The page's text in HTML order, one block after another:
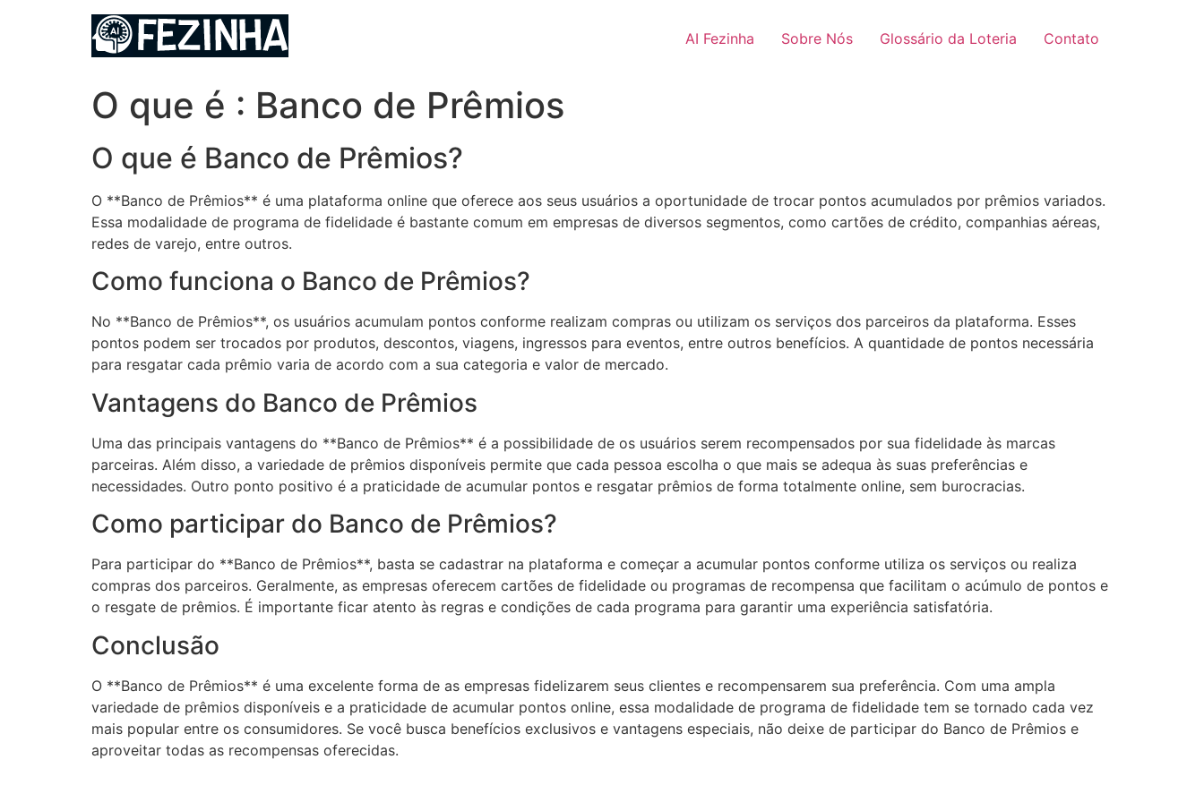
AI Fezinha Sobre Nós Glossário da Loteria Contato
O que é : Banco de Prêmios
O que é Banco de Prêmios?
O **Banco de Prêmios** é uma plataforma online que oferece aos seus usuários a oportunidade de trocar pontos acumulados por prêmios variados.
Essa modalidade de programa de fidelidade é bastante comum em empresas de diversos segmentos, como cartões de crédito, companhias aéreas,
redes de varejo, entre outros.
Como funciona o Banco de Prêmios?
No **Banco de Prêmios**, os usuários acumulam pontos conforme realizam compras ou utilizam os serviços dos parceiros da plataforma. Esses
pontos podem ser trocados por produtos, descontos, viagens, ingressos para eventos, entre outros benefícios. A quantidade de pontos necessária
para resgatar cada prêmio varia de acordo com a sua categoria e valor de mercado.
Vantagens do Banco de Prêmios
Uma das principais vantagens do **Banco de Prêmios** é a possibilidade de os usuários serem recompensados por sua fidelidade às marcas
parceiras. Além disso, a variedade de prêmios disponíveis permite que cada pessoa escolha o que mais se adequa às suas preferências e
necessidades. Outro ponto positivo é a praticidade de acumular pontos e resgatar prêmios de forma totalmente online, sem burocracias.
Como participar do Banco de Prêmios?
Para participar do **Banco de Prêmios**, basta se cadastrar na plataforma e começar a acumular pontos conforme utiliza os serviços ou realiza
compras dos parceiros. Geralmente, as empresas oferecem cartões de fidelidade ou programas de recompensa que facilitam o acúmulo de pontos e
o resgate de prêmios. É importante ficar atento às regras e condições de cada programa para garantir uma experiência satisfatória.
Conclusão
O **Banco de Prêmios** é uma excelente forma de as empresas fidelizarem seus clientes e recompensarem sua preferência. Com uma ampla
variedade de prêmios disponíveis e a praticidade de acumular pontos online, essa modalidade de programa de fidelidade tem se tornado cada vez
mais popular entre os consumidores. Se você busca benefícios exclusivos e vantagens especiais, não deixe de participar do Banco de Prêmios e
aproveitar todas as recompensas oferecidas.